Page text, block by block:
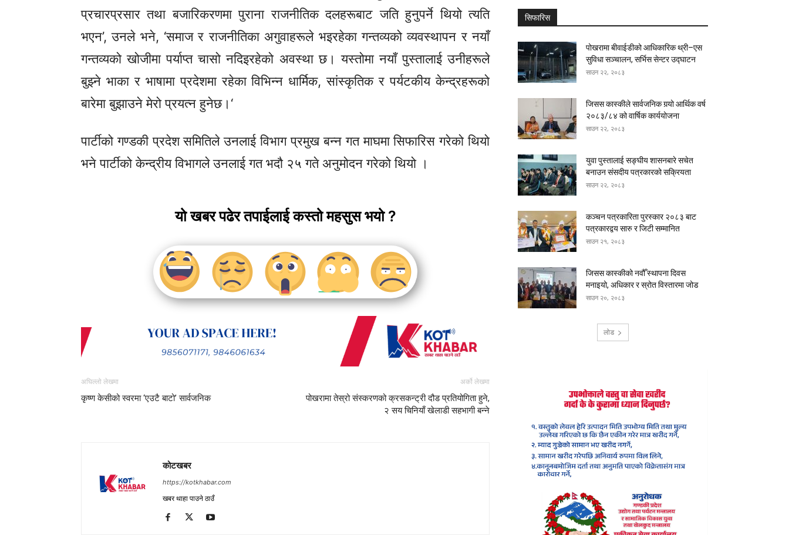
प्रचारप्रसार तथा बजारिकरणमा पुराना राजनीतिक दलहरूबाट जति हुनुपर्ने थियो त्यति
भएन’, उनले भने, ‘समाज र राजनीतिका अगुवाहरूले भइरहेका गन्तव्यको व्यवस्थापन र नयाँ
गन्तव्यको खोजीमा पर्याप्त चासो नदिइरहेको अवस्था छ। यस्तोमा नयाँ पुस्तालाई उनीहरूले
बुझ्ने भाका र भाषामा प्रदेशमा रहेका विभिन्न धार्मिक, सांस्कृतिक र पर्यटकीय केन्द्रहरूको
बारेमा बुझाउने मेरो प्रयत्न हुनेछ।‘
पार्टीको गण्डकी प्रदेश समितिले उनलाई विभाग प्रमुख बन्न गत माघमा सिफारिस गरेको थियो
भने पार्टीको केन्द्रीय विभागले उनलाई गत भदौ २५ गते अनुमोदन गरेको थियो ।
यो खबर पढेर तपाईलाई कस्तो महसुस भयो ?
अघिल्लो लेखमा
कृष्ण केसीको स्वरमा ‘एउटै बाटो’ सार्वजनिक
अर्को लेखमा
पोखरामा तेस्रो संस्करणको क्रसकन्ट्री दौड प्रतियोगिता हुने,
२ सय चिनियाँ खेलाडी सहभागी बन्ने
कोटखबर
https://kotkhabar.com
खबर थाहा पाउने ठाउँ
सिफारिस
पोखरामा बीवाईडीको आधिकारिक थ्री–एस
सुविधा सञ्चालन, सर्भिस सेन्टर उद्घाटन
साउन २२, २०८३
जिसस कास्कीले सार्वजनिक गर्‍यो आर्थिक वर्ष
२०८३/८४ को वार्षिक कार्ययोजना
साउन २२, २०८३
युवा पुस्तालाई सङ्घीय शासनबारे सचेत
बनाउन संसदीय पत्रकारको सक्रियता
साउन २२, २०८३
कञ्चन पत्रकारिता पुरस्कार २०८३ बाट
पत्रकारद्वय सारु र जिटी सम्मानित
साउन २१, २०८३
जिसस कास्कीको नवौँ स्थापना दिवस
मनाइयो, अधिकार र स्रोत विस्तारमा जोड
साउन २०, २०८३
लोड